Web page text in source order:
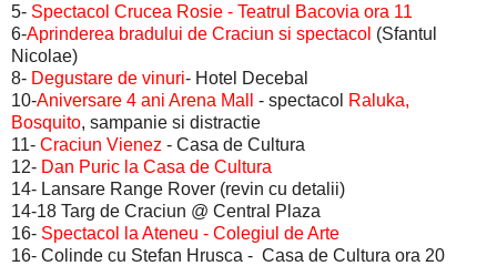
5- Spectacol Crucea Rosie - Teatrul Bacovia ora 11
6-Aprinderea bradului de Craciun si spectacol (Sfantul
Nicolae)
8- Degustare de vinuri- Hotel Decebal
10-Aniversare 4 ani Arena Mall - spectacol Raluka,
Bosquito, sampanie si distractie
11- Craciun Vienez - Casa de Cultura
12- Dan Puric la Casa de Cultura
14- Lansare Range Rover (revin cu detalii)
14-18 Targ de Craciun @ Central Plaza
16- Spectacol la Ateneu - Colegiul de Arte
16- Colinde cu Stefan Hrusca - Casa de Cultura ora 20